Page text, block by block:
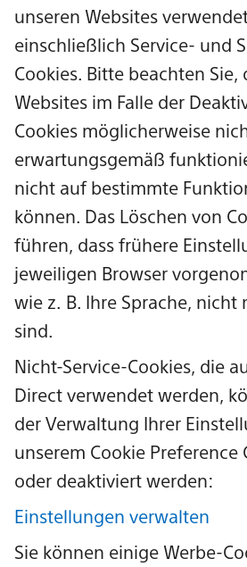
unseren Websites
einschließlich Service- und
Cookies. Bitte beachten Sie,
Websites im Falle der
Cookies möglicherweise
erwartungsgemäß
nicht auf bestimmte
können. Das Löschen von
führen, dass frühere
jeweiligen Browser
wie z. B. Ihre Sprache,
sind.
Nicht-Service-Cookies, die
Direct verwendet werden,
der Verwaltung Ihrer
unserem Cookie Preference
oder deaktiviert werden:
Einstellungen verwalten
Sie können einige Werbe-